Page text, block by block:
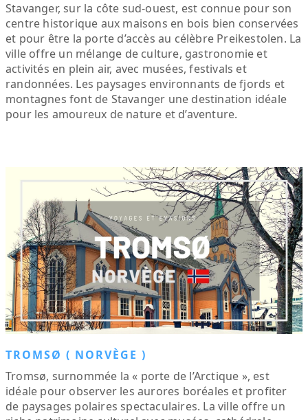
Stavanger, sur la côte sud-ouest, est connue pour son
centre historique aux maisons en bois bien conservées
et pour être la porte d’accès au célèbre Preikestolen. La
ville offre un mélange de culture, gastronomie et
activités en plein air, avec musées, festivals et
randonnées. Les paysages environnants de fjords et
montagnes font de Stavanger une destination idéale
pour les amoureux de nature et d’aventure.
TROMSØ ( NORVÈGE )
Tromsø, surnommée la « porte de l’Arctique », est
idéale pour observer les aurores boréales et profiter
de paysages polaires spectaculaires. La ville offre un